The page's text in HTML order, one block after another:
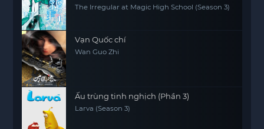
The Irregular at Magic High School (Season 3)
Vạn Quốc chí
Wan Guo Zhi
Ấu trùng tinh nghịch (Phần 3)
Larva (Season 3)